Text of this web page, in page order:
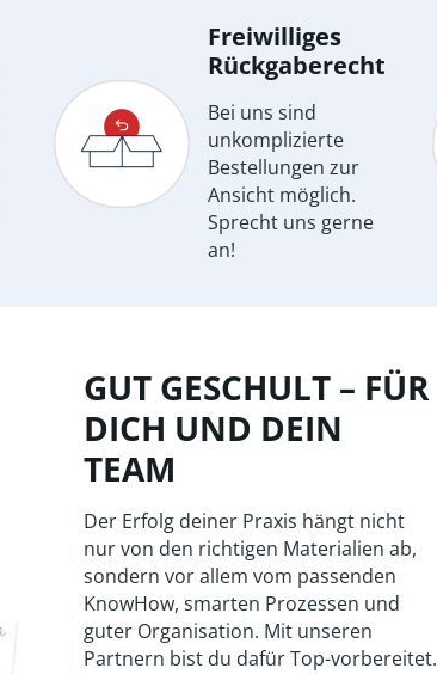
Freiwilliges
Rückgaberecht
Bei uns sind
unkomplizierte
Bestellungen zur
Ansicht möglich.
Sprecht uns gerne
an!
GUT GESCHULT – FÜR
DICH UND DEIN
TEAM
Der Erfolg deiner Praxis hängt nicht
nur von den richtigen Materialien ab,
sondern vor allem vom passenden
KnowHow, smarten Prozessen und
guter Organisation. Mit unseren
Partnern bist du dafür Top-vorbereitet.